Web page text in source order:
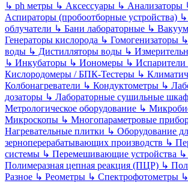
↳ ph метры ↳ Аксессуары ↳ Анализаторы
Аспираторы (пробоотборные устройства) ↳
облучатели ↳ Бани лабораторные ↳
Генераторы кислорода ↳ Гомогенизаторы ↳
воды ↳ Дистилляторы воды ↳
↳ Инкубаторы ↳ Иономеры ↳ Испарители
Кислородомеры / БПК-Тестеры ↳
Колбонагреватели ↳ Кондуктометры ↳
дозаторы ↳ Лабораторные сушильные
Метрологическое оборудование ↳
Микроскопы ↳ Многопараметровые
Нагревательные плитки ↳ Оборудование
зерноперерабатывающих производств ↳
системы ↳ Перемешивающие устройства ↳
Полимеразная цепная реакция (ПЦР) ↳
Разное ↳ Реометры ↳ Спектрофотометры ↳